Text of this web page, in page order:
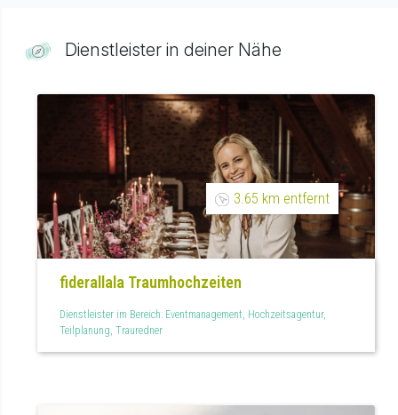
Dienstleister in deiner Nähe
3.65 km entfernt
fiderallala Traumhochzeiten
Dienstleister im Bereich: Eventmanagement, Hochzeitsagentur,
Teilplanung, Trauredner